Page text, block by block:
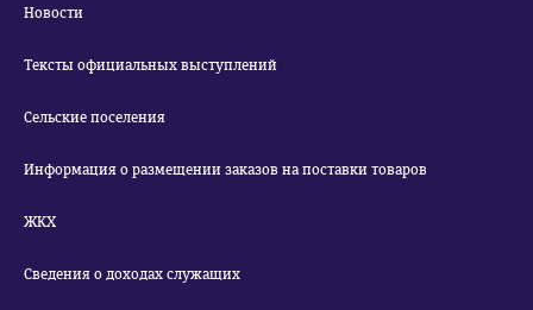
Новости
Тексты официальных выступлений
Сельские поселения
Информация о размещении заказов на поставки товаров
ЖКХ
Сведения о доходах служащих